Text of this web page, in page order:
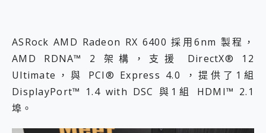
ASRock AMD Radeon RX 6400 採用6nm 製程，
AMD RDNA™ 2 架構，支援 DirectX® 12
Ultimate，與 PCI® Express 4.0 ，提供了1組
DisplayPort™ 1.4 with DSC 與1組 HDMI™ 2.1
埠。